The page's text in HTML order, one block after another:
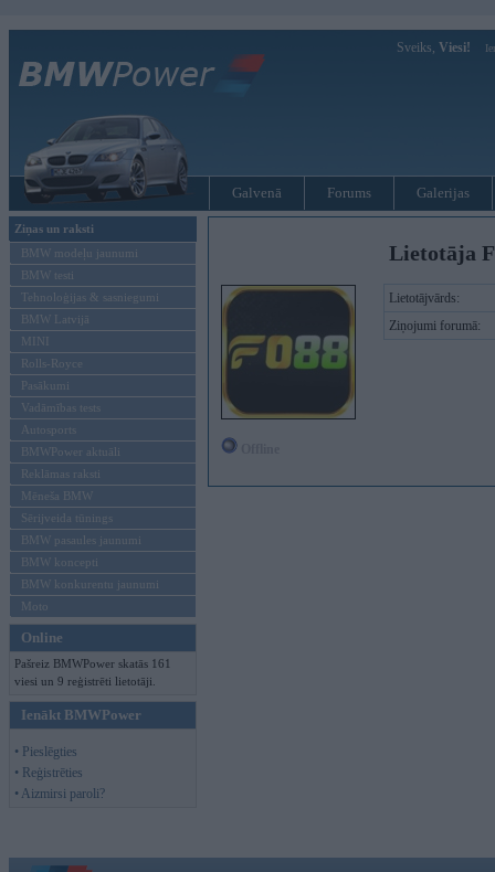
Sveiks, Viesi!
Galvenā Forums Galerijas
Ziņas un raksti
BMW modeļu jaunumi
BMW testi
Tehnoloģijas & sasniegumi
BMW Latvijā
MINI
Rolls-Royce
Pasākumi
Vadāmības tests
Autosports
BMWPower aktuāli
Reklāmas raksti
Mēneša BMW
Sērijveida tūnings
BMW pasaules jaunumi
BMW koncepti
BMW konkurentu jaunumi
Moto
Online
Pašreiz BMWPower skatās 161
viesi un 9 reģistrēti lietotāji.
Ienākt BMWPower
• Pieslēgties
• Reģistrēties
• Aizmirsi paroli?
Lietotāja
Lietotājvārds:
Ziņojumi forumā: